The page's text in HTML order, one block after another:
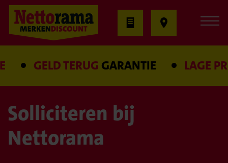
GELD TERUGGARANTIE LAGE
Solliciteren bij
Nettorama